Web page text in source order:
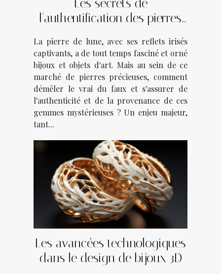
Les secrets de
l'authentification des pierres
de leur qualité et origine
La pierre de lune, avec ses reflets irisés
captivants, a de tout temps fasciné et orné
bijoux et objets d'art. Mais au sein de ce
marché de pierres précieuses, comment
démêler le vrai du faux et s'assurer de
l'authenticité et de la provenance de ces
gemmes mystérieuses ? Un enjeu majeur,
tant...
Les avancées technologiques
dans le design de bijoux 3D